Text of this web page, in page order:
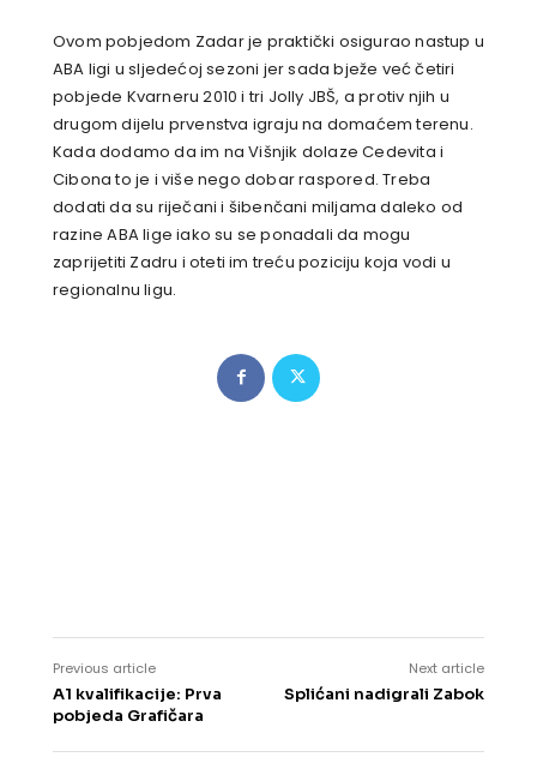
Ovom pobjedom Zadar je praktički osigurao nastup u
ABA ligi u sljedećoj sezoni jer sada bježe već četiri
pobjede Kvarneru 2010 i tri Jolly JBŠ, a protiv njih u
drugom dijelu prvenstva igraju na domaćem terenu.
Kada dodamo da im na Višnjik dolaze Cedevita i
Cibona to je i više nego dobar raspored. Treba
dodati da su riječani i šibenčani miljama daleko od
razine ABA lige iako su se ponadali da mogu
zaprijetiti Zadru i oteti im treću poziciju koja vodi u
regionalnu ligu.
Previous article
A1 kvalifikacije: Prva
pobjeda Grafičara
Next article
Splićani nadigrali Zabok